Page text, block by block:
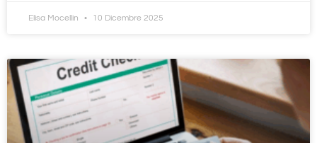
Elisa Mocellin 10 Dicembre 2025